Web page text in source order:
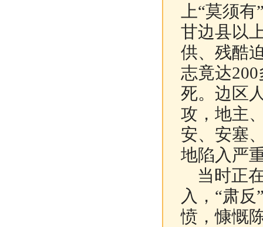
上“莫须
甘边县以
供、残酷
志竟达
死。边区
攻，地主
安、安塞
地陷入严
当时正
入，“肃
愤，慷慨